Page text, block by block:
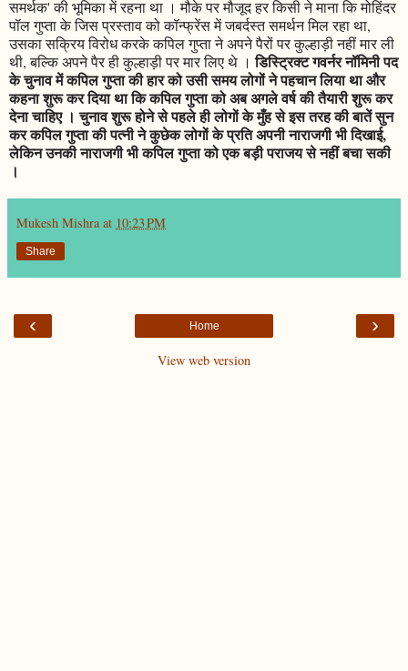
समर्थक' की भूमिका में रहना था । मौके पर मौजूद हर किसी ने माना कि मोहिंदर
पॉल गुप्ता के जिस प्रस्ताव को कॉन्फ्रेंस में जबर्दस्त समर्थन मिल रहा था,
उसका सक्रिय विरोध करके कपिल गुप्ता ने अपने पैरों पर कुल्हाड़ी नहीं मार ली
थी, बल्कि अपने पैर ही कुल्हाड़ी पर मार लिए थे ।डिस्ट्रिक्ट गवर्नर नॉमिनी पद
के चुनाव में कपिल गुप्ता की हार को उसी समय लोगों ने पहचान लिया था और
कहना शुरू कर दिया था कि कपिल गुप्ता को अब अगले वर्ष की तैयारी शुरू कर
देना चाहिए । चुनाव शुरू होने से पहले ही लोगों के मुँह से इस तरह की बातें सुन
कर कपिल गुप्ता की पत्नी ने कुछेक लोगों के प्रति अपनी नाराजगी भी दिखाई,
लेकिन उनकी नाराजगी भी कपिल गुप्ता को एक बड़ी पराजय से नहीं बचा सकी
।
Mukesh Mishra at 10:23 PM
Share
‹ ›
Home
View web version